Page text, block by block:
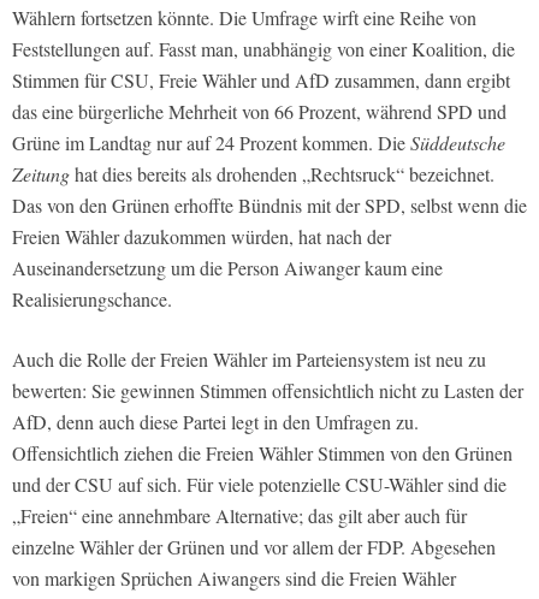
Wählern fortsetzen könnte. Die Umfrage wirft eine Reihe von
Feststellungen auf. Fasst man, unabhängig von einer Koalition, die
Stimmen für CSU, Freie Wähler und AfD zusammen, dann ergibt
das eine bürgerliche Mehrheit von 66 Prozent, während SPD und
Grüne im Landtag nur auf 24 Prozent kommen. DieSüddeutsche
Zeitunghat dies bereits als drohenden „Rechtsruck“ bezeichnet.
Das von den Grünen erhoffte Bündnis mit der SPD, selbst wenn die
Freien Wähler dazukommen würden, hat nach der
Auseinandersetzung um die Person Aiwanger kaum eine
Realisierungschance.
Auch die Rolle der Freien Wähler im Parteiensystem ist neu zu
bewerten: Sie gewinnen Stimmen offensichtlich nicht zu Lasten der
AfD, denn auch diese Partei legt in den Umfragen zu.
Offensichtlich ziehen die Freien Wähler Stimmen von den Grünen
und der CSU auf sich. Für viele potenzielle CSU-Wähler sind die
„Freien“ eine annehmbare Alternative; das gilt aber auch für
einzelne Wähler der Grünen und vor allem der FDP. Abgesehen
von markigen Sprüchen Aiwangers sind die Freien Wähler